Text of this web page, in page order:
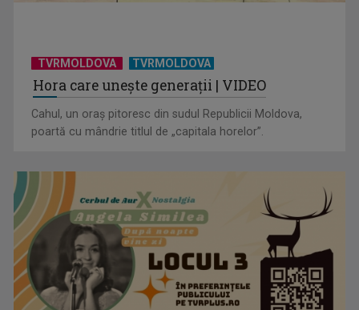
TVRMOLDOVA TVRMOLDOVA
Hora care unește generații | VIDEO
Cahul, un oraș pitoresc din sudul Republicii Moldova,
poartă cu mândrie titlul de „capitala horelor”.